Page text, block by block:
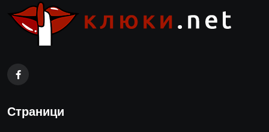
Страници